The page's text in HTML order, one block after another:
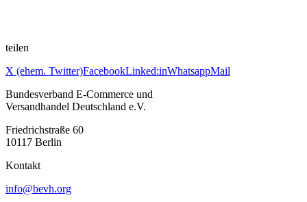
teilen
X (ehem. Twitter)FacebookLinked:inWhatsappMail
Bundesverband E-Commerce und
Versandhandel Deutschland e.V.
Friedrichstraße 60
10117 Berlin
Kontakt
info@bevh.org